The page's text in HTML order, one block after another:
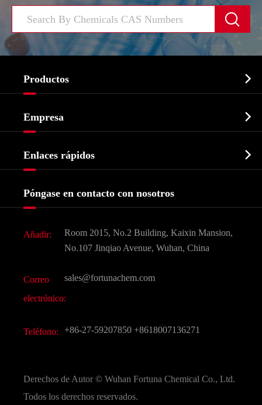

Productos 
Bioquímico
Agroquímicos e intermedios
Ingredientes Cosméticos
Sabores y fragancias
CAS químico
Todos los productos químicos finos
Empresa 
Historia de la empresa
Enlaces rápidos 
Preguntas frecuentes (FAQ)
Póngase en contacto con nosotros
Añadir:
Room 2015, No.2 Building, Kaixin Mansion,
No.107 Jinqiao Avenue, Wuhan, China
Correo
electrónico:
sales@fortunachem.com
Teléfono: +86-27-59207850 +8618007136271
Derechos de Autor © Wuhan Fortuna Chemical Co., Ltd.
Todos los derechos reservados.